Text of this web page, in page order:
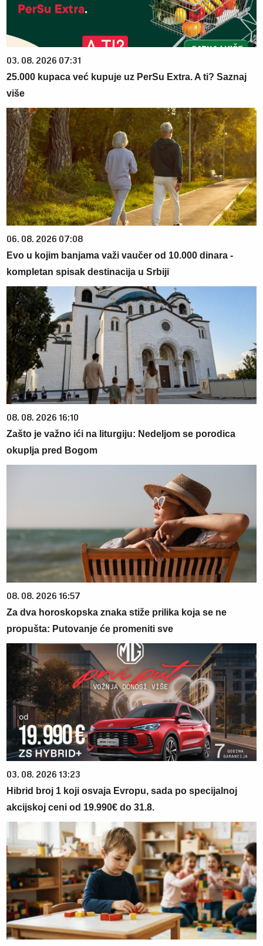
03. 08. 2026 07:31
25.000 kupaca već kupuje uz PerSu Extra. A ti? Saznaj
više
06. 08. 2026 07:08
Evo u kojim banjama važi vaučer od 10.000 dinara -
kompletan spisak destinacija u Srbiji
08. 08. 2026 16:10
Zašto je važno ići na liturgiju: Nedeljom se porodica
okuplja pred Bogom
08. 08. 2026 16:57
Za dva horoskopska znaka stiže prilika koja se ne
propušta: Putovanje će promeniti sve
03. 08. 2026 13:23
Hibrid broj 1 koji osvaja Evropu, sada po specijalnoj
akcijskoj ceni od 19.990€ do 31.8.